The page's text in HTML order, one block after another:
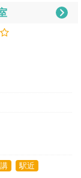
駅近